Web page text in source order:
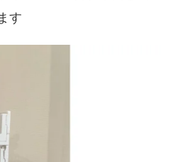
す